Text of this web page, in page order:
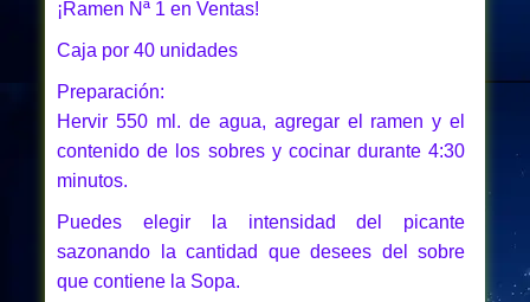
¡Ramen Nª 1 en Ventas!
Caja por 40 unidades
Preparación:
Hervir 550 ml. de agua, agregar el ramen y el
contenido de los sobres y cocinar durante 4:30
minutos.
Puedes elegir la intensidad del picante
sazonando la cantidad que desees del sobre
que contiene la Sopa.